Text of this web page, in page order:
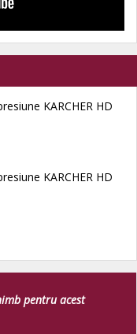
KARCHER HD
KARCHER HD
pentru acest